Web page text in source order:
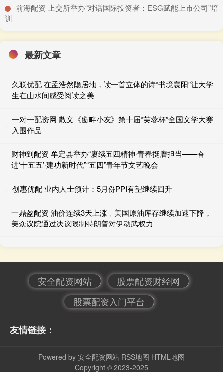
​前海配资 上交所举办“对话国际投资者：ESG赋能上市公司”培
训
最新文章
久联优配 在孟浩然隐居地，读一首立体的诗“书境襄阳”让大学
生在山水间感受阅读之美
一对一配资网 散文《窗畔小友》第十届“芙蓉杯”全国文学大赛
入围作品
财神到配资 牟定县举办“赓续五四精神·青春挺膺担当——奋
进‘十五五’·建功新时代”“五四”青年节文艺晚会
创惠优配 业内人士预计：5月份PPI有望继续回升
一鼎盈配资 油价连续3天上涨，美国原油库存继续加速下降，
美众议院通过决议限制特朗普对伊动武权力
安全配资网站
股票配资财经网
股票配资入门平台
友情链接：
Powered by 安全配资网站 RSS地图 HTML地图
Copyright © 2023-2025